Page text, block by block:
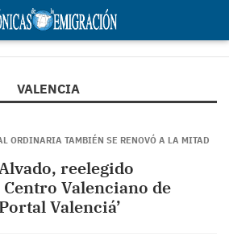
VALENCIA
ORDINARIA TAMBIÉN SE RENOVÓ A LA MITAD
reelegido
Valenciano de
Valenciá’